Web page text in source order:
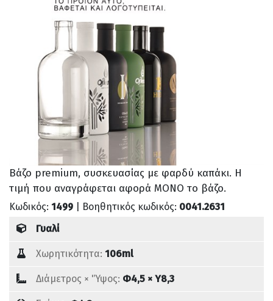
Βάζο premium, συσκευασίας με φαρδύ καπάκι. Η
τιμή που αναγράφεται αφορά ΜΟΝΟ το βάζο.
Κωδικός: 1499 | Βοηθητικός κωδικός: 0041.2631
Γυαλί
Χωρητικότητα: 106ml
Διάμετρος × 'Ύψος: Φ4,5 × Υ8,3